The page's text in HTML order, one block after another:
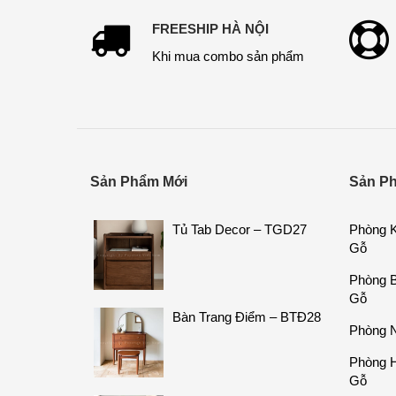
FREESHIP HÀ NỘI
Khi mua combo sản phẩm
Sản Phẩm Mới
Tủ Tab Decor – TGD27
Bàn Trang Điểm – BTĐ28
Sản
Phòng
Gỗ
Phòng
Gỗ
Phòng
Phòng
Gỗ